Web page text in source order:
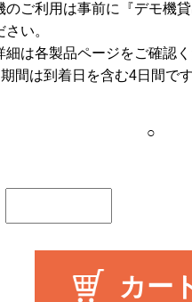
のご利用は事前に 『デモ機
い。
細は各製品ページをご確認く
間は到着日を含む4日間で
○
カー